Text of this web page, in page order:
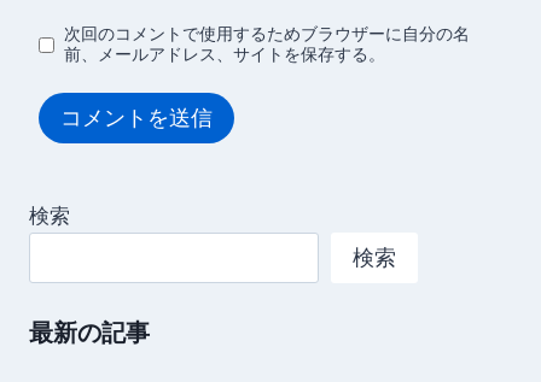
次回のコメントで使用するためブラウザーに自分の名
前、メールアドレス、サイトを保存する。
検索
検索
最新の記事